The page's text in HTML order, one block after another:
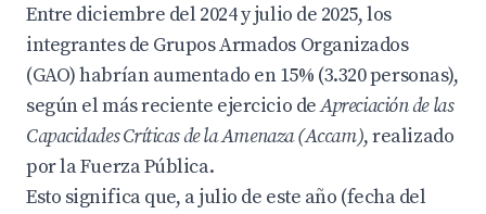
Entre diciembre del 2024 y julio de 2025, los
integrantes de Grupos Armados Organizados
(GAO) habrían aumentado en 15% (3.320 personas),
según el más reciente ejercicio deApreciación de las
Capacidades Críticas de la Amenaza (Accam), realizado
por la Fuerza Pública.
Esto significa que, a julio de este año (fecha del